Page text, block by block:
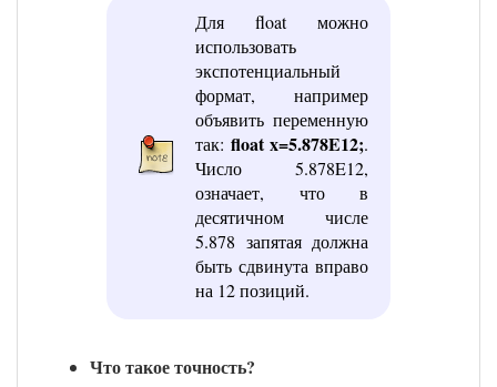
Для float можно
использовать
экспотенциальный
формат, например
объявить переменную
так: float x=5.878E12;.
Число 5.878E12,
означает, что в
десятичном числе
5.878 запятая должна
быть сдвинута вправо
на 12 позиций.
Что такое точность?